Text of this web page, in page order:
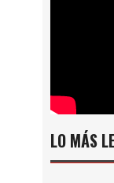
LO MÁS